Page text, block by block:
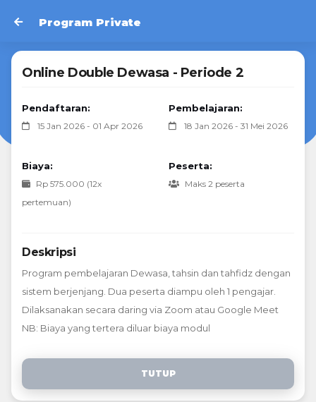
Program Private
Online Double Dewasa - Periode 2
Pendaftaran:
15 Jan 2026 - 01 Apr 2026
Pembelajaran:
18 Jan 2026 - 31 Mei 2026
Biaya:
Rp 575.000 (12x
pertemuan)
Peserta:
Maks 2 peserta
Deskripsi
Program pembelajaran Dewasa, tahsin dan tahfidz dengan
sistem berjenjang. Dua peserta diampu oleh 1 pengajar.
Dilaksanakan secara daring via Zoom atau Google Meet
NB: Biaya yang tertera diluar biaya modul
TUTUP